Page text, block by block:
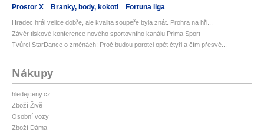
Prostor X Branky, body, kokoti Fortuna liga
Hradec hrál velice dobře, ale kvalita soupeře byla znát. Prohra na hři...
Závěr tiskové konference nového sportovního kanálu Prima Sport
Tvůrci StarDance o změnách: Proč budou porotci opět čtyři a čím přesvě...
Nákupy
hledejceny.cz
Zboží Živě
Osobní vozy
Zboží Dáma